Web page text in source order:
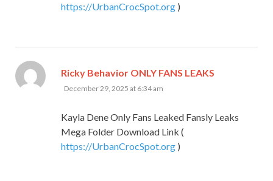
https://UrbanCrocSpot.org )
Ricky Behavior ONLY FANS LEAKS
December 29, 2025 at 6:34 am
Kayla Dene Only Fans Leaked Fansly Leaks
Mega Folder Download Link (
https://UrbanCrocSpot.org )